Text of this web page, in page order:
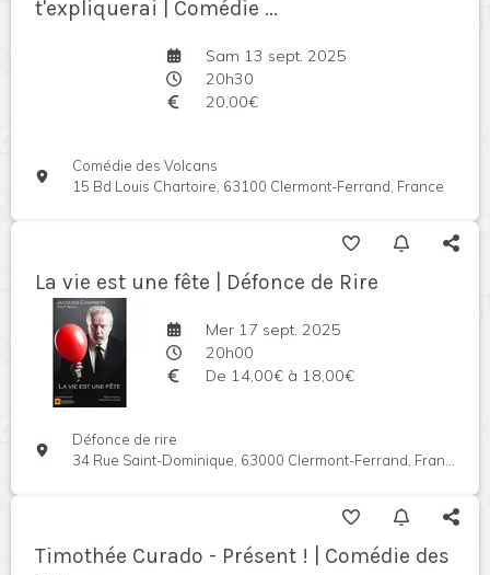
t'expliquerai | Comédie ...
Sam 13 sept. 2025
20h30
20,00€
Comédie des Volcans
15 Bd Louis Chartoire, 63100 Clermont-Ferrand, France
La vie est une fête | Défonce de Rire
Mer 17 sept. 2025
20h00
De 14,00€ à 18,00€
Défonce de rire
34 Rue Saint-Dominique, 63000 Clermont-Ferrand, France
Timothée Curado - Présent ! | Comédie des